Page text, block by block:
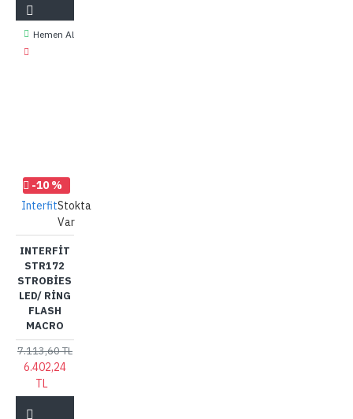
Hemen Al
-10 %
InterfitStokta
Var
INTERFIT
STR172
STROBIES
LED/ RING
FLASH
MACRO
7.113,60 TL
6.402,24
TL